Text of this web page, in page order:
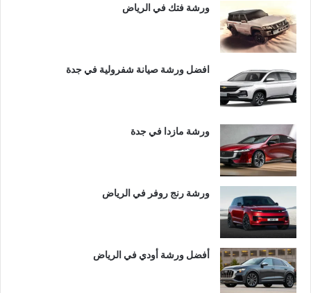
ورشة فتك في الرياض
افضل ورشة صيانة شفرولية في جدة
ورشة مازدا في جدة
ورشة رنج روفر في الرياض
أفضل ورشة أودي في الرياض